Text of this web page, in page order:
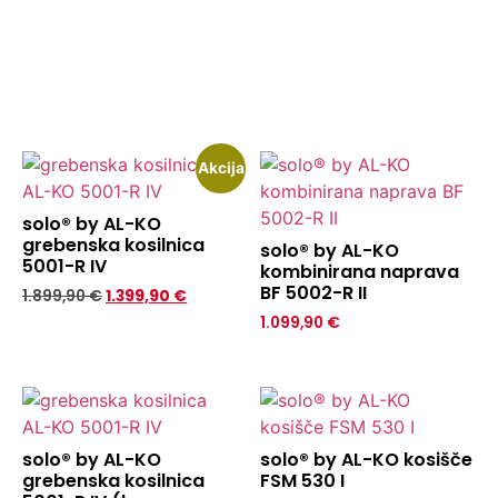
Akcija
solo® by AL-KO
grebenska kosilnica
5001-R IV
1.899,90€1.399,90 €
solo® by AL-KO
kombinirana naprava
BF 5002-R II
1.099,90 €
solo® by AL-KO
grebenska kosilnica
solo® by AL-KO kosišče
FSM 530 I